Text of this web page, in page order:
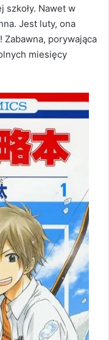
szkoły. Nawet w
Jest luty, ona
Zabawna, porywająca
miesięcy